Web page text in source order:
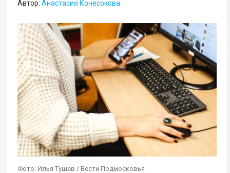
Автор:Анастасия Кочесокова
Фото: Илья Тушев / Вести Подмосковья